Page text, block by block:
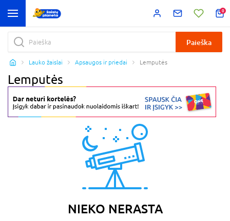
0
Paieška
Lauko žaislai Apsaugos ir priedai Lemputės
Lemputės
NIEKO NERASTA